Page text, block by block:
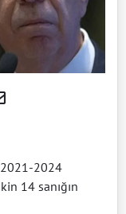
2021-2024
14 sanığın